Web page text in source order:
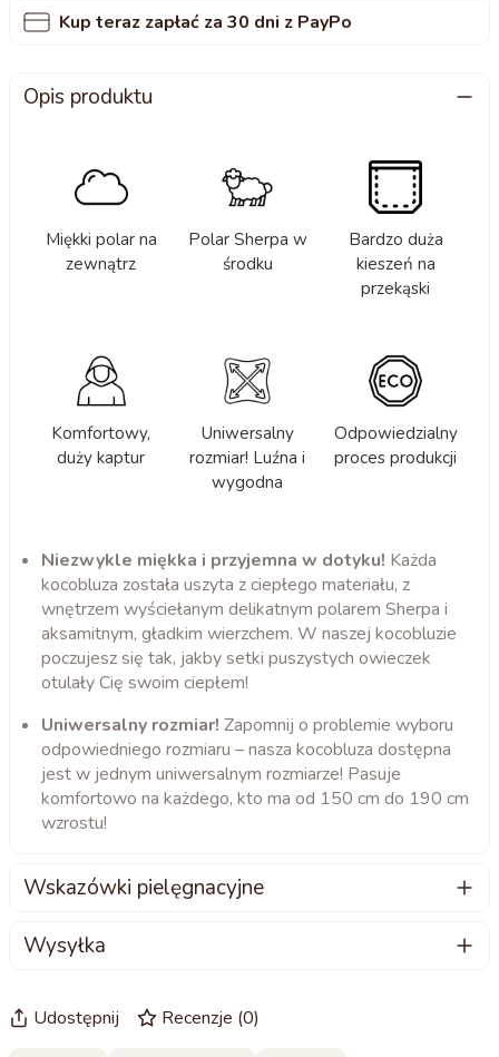
Kup teraz zapłać za 30 dni z PayPo
Opis produktu
Miękki polar na
zewnątrz
Polar Sherpa w
środku
Bardzo duża
kieszeń na
przekąski
Komfortowy,
duży kaptur
Uniwersalny
rozmiar! Luźna i
wygodna
Odpowiedzialny
proces produkcji
Niezwykle miękka i przyjemna w dotyku! Każda
kocobluza została uszyta z ciepłego materiału, z
wnętrzem wyściełanym delikatnym polarem Sherpa i
aksamitnym, gładkim wierzchem. W naszej kocobluzie
poczujesz się tak, jakby setki puszystych owieczek
otulały Cię swoim ciepłem!
Uniwersalny rozmiar! Zapomnij o problemie wyboru
odpowiedniego rozmiaru – nasza kocobluza dostępna
jest w jednym uniwersalnym rozmiarze! Pasuje
komfortowo na każdego, kto ma od 150 cm do 190 cm
wzrostu!
Wskazówki pielęgnacyjne
Jeśli korzystasz z pralki, wybierz delikatny program, aby
Wysyłka
godzin, a czasem nawet tego samego dnia
roboczego!
Udostępnij Recenzje (0)